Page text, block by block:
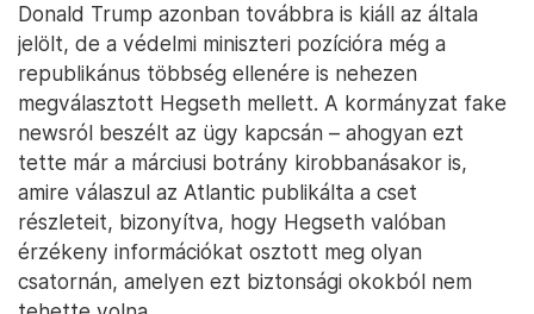
Donald Trump azonban továbbra is kiáll az általa
jelölt, de a védelmi miniszteri pozícióra még a
republikánus többség ellenére is nehezen
megválasztott Hegseth mellett. A kormányzat fake
newsról beszélt az ügy kapcsán – ahogyan ezt
tette már a márciusi botrány kirobbanásakor is,
amire válaszul az Atlantic publikálta a cset
részleteit, bizonyítva, hogy Hegseth valóban
érzékeny információkat osztott meg olyan
csatornán, amelyen ezt biztonsági okokból nem